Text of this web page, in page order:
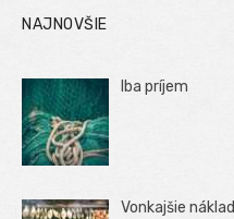
NAJNOVŠIE
Iba príjem
Vonkajšie náklad